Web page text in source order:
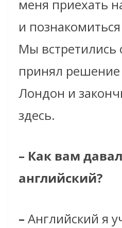
меня приехать
и
Мы встретились
принял решение
Лондон и
здесь.
– Как вам
английский?
– Английский я